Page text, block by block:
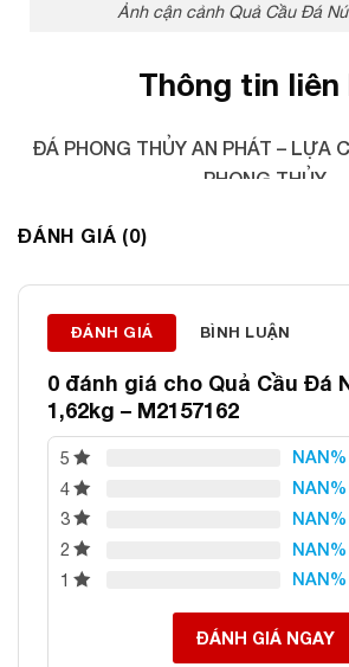
Ảnh cận cảnh Quả Cầu Đá
Thông tin liên
ĐÁ PHONG THỦY AN PHÁT – LỰA
PHONG THỦY
ĐÁNH GIÁ (0)
ĐÁNH GIÁ BÌNH LUẬN
0 đánh giá cho Quả Cầu Đá
1,62kg – M2157162
5 NAN%
4
NAN%
3
NAN%
2
NAN%
1
NAN%
ĐÁNH GIÁ NGAY